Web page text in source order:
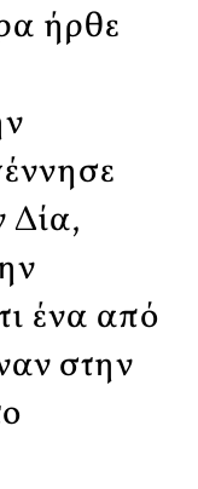
ήρθε
Δία,
ένα από
στην